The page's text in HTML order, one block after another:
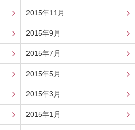
2015年11月
2015年9月
2015年7月
2015年5月
2015年3月
2015年1月